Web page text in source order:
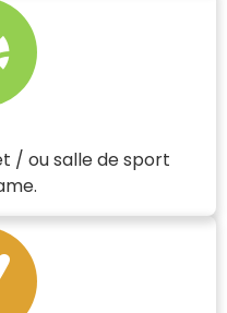
/ ou salle de sport